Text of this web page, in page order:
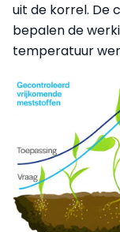
uit de korrel. De
bepalen de
temperatuur